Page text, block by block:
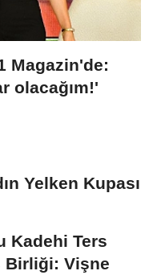
Magazin'de:
olacağım!'
Yelken Kupası
Kadehi Ters
Birliği: Vişne